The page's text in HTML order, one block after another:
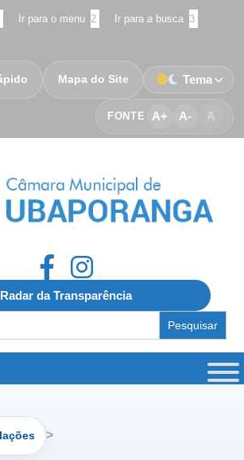
Ir para o menu 2 Ir para a busca 3
FONTE A+ A- A
Mapa do Site Tema
Radar da Transparência